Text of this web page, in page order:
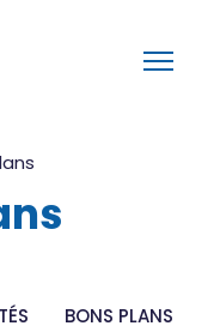
BONS PLANS